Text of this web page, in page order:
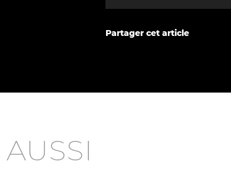
Partager cet article